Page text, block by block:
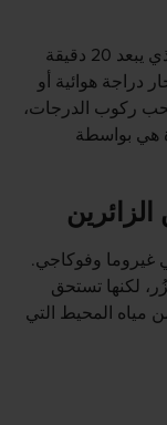
، الذي يبعد 20 دقيقة
دراجة هوائية أو
ركوب الدرجات،
هي بواسطة
غيروما وفوكاجي.
لكنها تستحق
مياه المحيط التي